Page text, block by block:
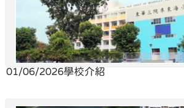
01/06/2026學校介紹